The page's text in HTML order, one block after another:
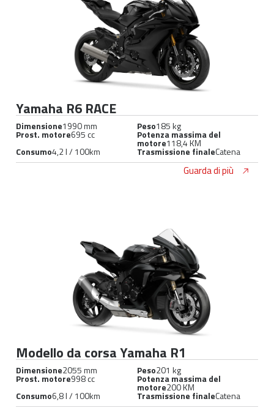
Yamaha R6 RACE
Dimensione1990 mm Peso185 kg
Prost. motore695 cc Potenza massima del
motore118,4 KM
Consumo4,2 l / 100km Trasmissione finaleCatena
Guarda di più
Modello da corsa Yamaha R1
Dimensione2055 mm Peso201 kg
Prost. motore998 cc Potenza massima del
motore200 KM
Consumo6,8 l / 100km Trasmissione finaleCatena